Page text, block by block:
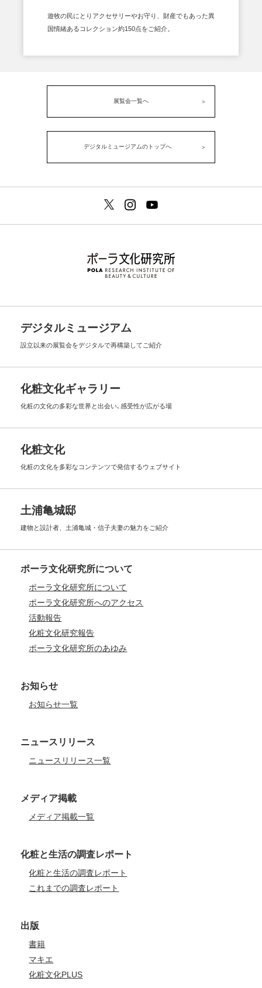
遊牧の民にとりアクセサリーやお守り、財産でもあった異
国情緒あるコレクション約150点をご紹介。
展覧会一覧へ
デジタルミュージアムのトップへ
デジタルミュージアム
設立以来の展覧会をデジタルで再構築してご紹介
化粧文化ギャラリー
化粧の文化の多彩な世界と出会い､ 感受性が広がる場
化粧文化
化粧の文化を多彩なコンテンツで発信するウェブサイト
土浦亀城邸
建物と設計者、土浦亀城・信子夫妻の魅力をご紹介
ポーラ文化研究所について
ポーラ文化研究所について
ポーラ文化研究所へのアクセス
活動報告
化粧文化研究報告
ポーラ文化研究所のあゆみ
お知らせ
お知らせ一覧
ニュースリリース
ニュースリリース一覧
メディア掲載
メディア掲載一覧
化粧と生活の調査レポート
化粧と生活の調査レポート
これまでの調査レポート
出版
書籍
マキエ
化粧文化PLUS